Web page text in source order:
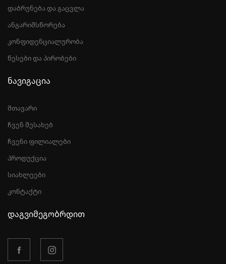
დაბრუნება და გაცვლა
ანგარიშსწორება
კონფიდენციალურობა
წესები და პირობები
ნავიგაცია
მთავარი
ჩვენ შესახებ
ჩვენი ფილიალები
პროდუქცია
სიახლეები
კონტაქტი
დაგვიმეგობრდით